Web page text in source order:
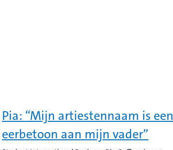
Pia: “Mijn artiestennaam is een
eerbetoon aan mijn vader”